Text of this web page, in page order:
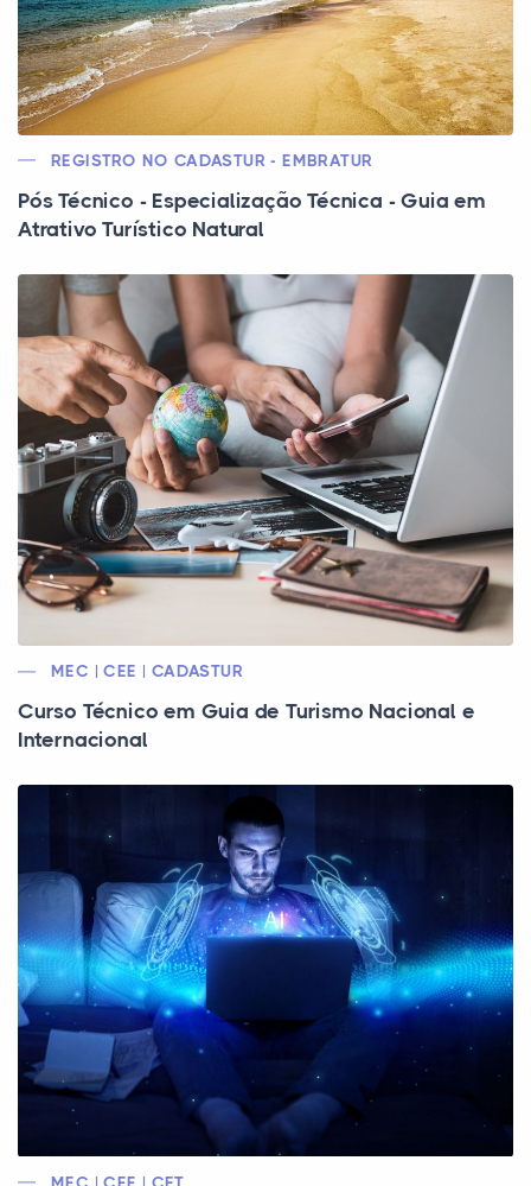
REGISTRO NO CADASTUR - EMBRATUR
Pós Técnico - Especialização Técnica - Guia em
Atrativo Turístico Natural
MEC | CEE | CADASTUR
Curso Técnico em Guia de Turismo Nacional e
Internacional
MEC | CEE | CFT